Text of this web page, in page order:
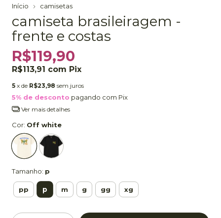
Início camisetas
camiseta brasileiragem -
frente e costas
R$119,90
R$113,91 com Pix
5 x de R$23,98 sem juros
5% de desconto pagando com Pix
Ver mais detalhes
Cor: Off white
Tamanho: p
pp p m g gg xg